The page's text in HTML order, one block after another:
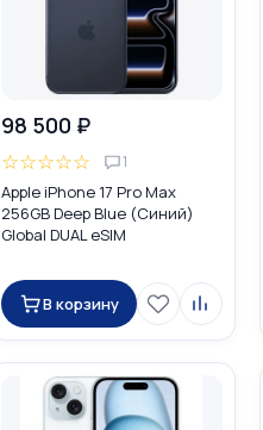
98 500 ₽
☆☆☆☆☆ 1
Apple iPhone 17 Pro Max
256GB Deep Blue (Синий)
Global DUAL eSIM
В корзину